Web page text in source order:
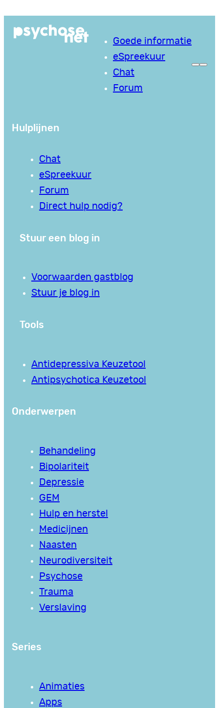
naar
Goede informatie
eSpreekuur
Chat
Forum
Hulplijnen
Chat
eSpreekuur
Forum
Direct hulp nodig?
Stuur een blog in
Voorwaarden gastblog
Stuur je blog in
Tools
Antidepressiva Keuzetool
Antipsychotica Keuzetool
Onderwerpen
Behandeling
Bipolariteit
Depressie
GEM
Hulp en herstel
Medicijnen
Naasten
Neurodiversiteit
Psychose
Trauma
Verslaving
Series
Animaties
Apps